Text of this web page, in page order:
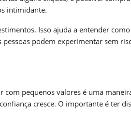
intimidante.
Isso ajuda a entender
podem experimentar sem
pequenos valores é uma
cresce. O importante é ter